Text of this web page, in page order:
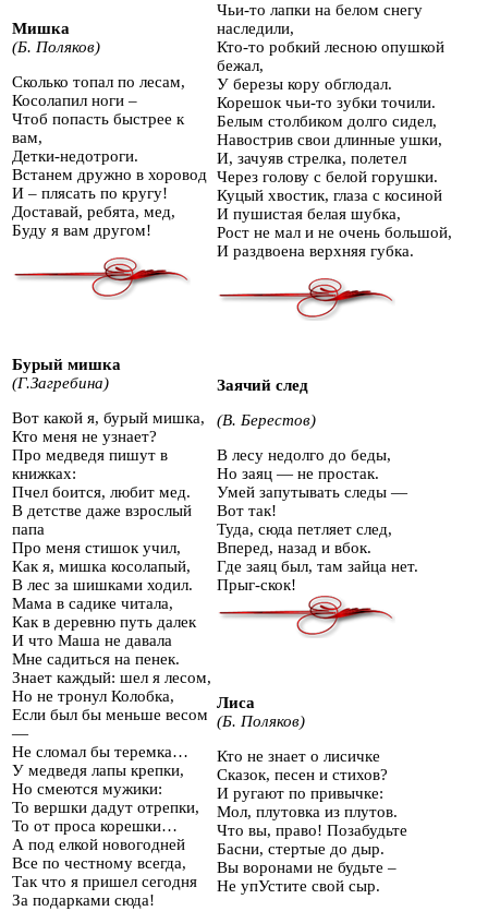
Мишка
(Б. Поляков)
Сколько топал по лесам,
Косолапил ноги –
Чтоб попасть быстрее к
вам,
Детки-недотроги.
Встанем дружно в хоровод
И – плясать по кругу!
Доставай, ребята, мед,
Буду я вам другом!
Бурый мишка
(Г.Загребина)
Вот какой я, бурый мишка,
Кто меня не узнает?
Про медведя пишут в
книжках:
Пчел боится, любит мед.
В детстве даже взрослый
папа
Про меня стишок учил,
Как я, мишка косолапый,
В лес за шишками ходил.
Мама в садике читала,
Как в деревню путь далек
И что Маша не давала
Мне садиться на пенек.
Знает каждый: шел я лесом,
Но не тронул Колобка,
Если был бы меньше весом
—
Не сломал бы теремка…
У медведя лапы крепки,
Но смеются мужики:
То вершки дадут отрепки,
То от проса корешки…
А под елкой новогодней
Все по честному всегда,
Так что я пришел сегодня
За подарками сюда!
Чьи-то лапки на белом снегу
наследили,
Кто-то робкий лесною опушкой
бежал,
У березы кору обглодал.
Корешок чьи-то зубки точили.
Белым столбиком долго сидел,
Навострив свои длинные ушки,
И, зачуяв стрелка, полетел
Через голову с белой горушки.
Куцый хвостик, глаза с косиной
И пушистая белая шубка,
Рост не мал и не очень большой,
И раздвоена верхняя губка.
Заячий след
(В. Берестов)
В лесу недолго до беды,
Но заяц — не простак.
Умей запутывать следы —
Вот так!
Туда, сюда петляет след,
Вперед, назад и вбок.
Где заяц был, там зайца нет.
Прыг-скок!
Лиса
(Б. Поляков)
Кто не знает о лисичке
Сказок, песен и стихов?
И ругают по привычке:
Мол, плутовка из плутов.
Что вы, право! Позабудьте
Басни, стертые до дыр.
Вы воронами не будьте –
Не упУстите свой сыр.